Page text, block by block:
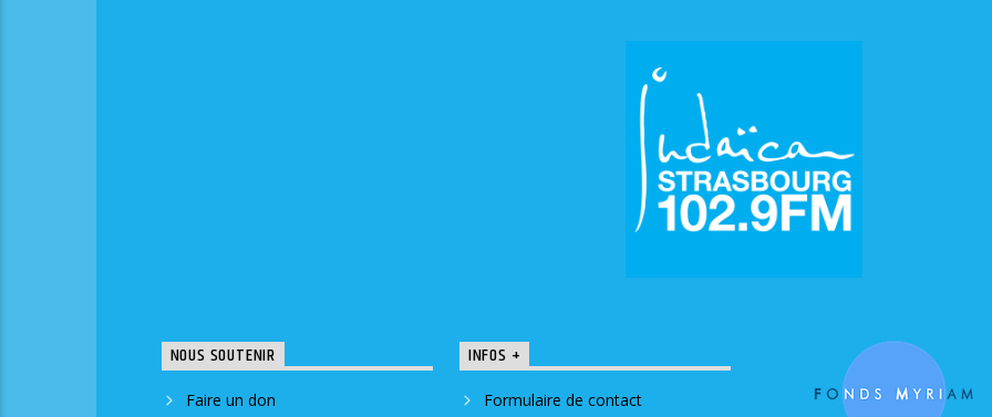
NOUS SOUTENIR
Faire un don
INFOS +
Formulaire de contact